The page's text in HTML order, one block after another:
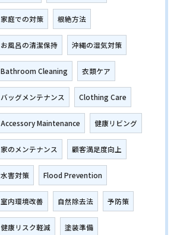
家庭での対策 根絶方法
お風呂の清潔保持 沖縄の湿気対策
Bathroom Cleaning 衣類ケア
バッグメンテナンス Clothing Care
Accessory Maintenance 健康リビング
家のメンテナンス 顧客満足度向上
水害対策 Flood Prevention
室内環境改善 自然除去法 予防策
健康リスク軽減 塗装準備